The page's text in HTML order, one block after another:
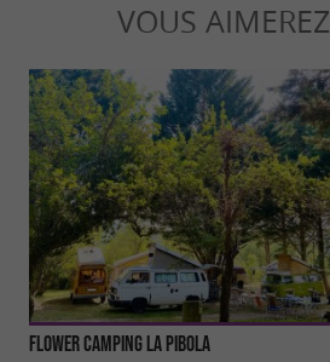
VOUS AIMEREZ
Flower Camping La Pibola